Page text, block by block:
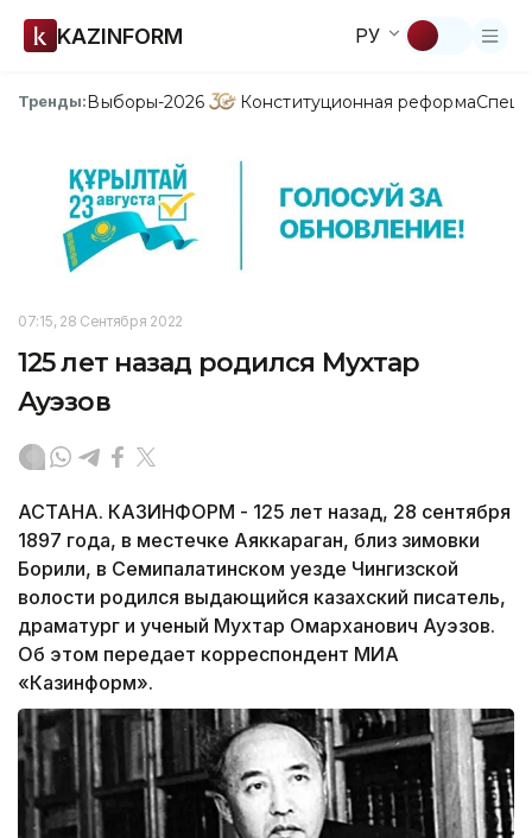
KAZINFORM РУ
Тренды:Выборы-2026 Конституционная реформа
07:15, 28 Сентября 2022
125 лет назад родился Мухтар
Ауэзов
АСТАНА. КАЗИНФОРМ - 125 лет назад, 28 сентября
1897 года, в местечке Аяккараган, близ зимовки
Борили, в Семипалатинском уезде Чингизской
волости родился выдающийся казахский писатель,
драматург и ученый Мухтар Омарханович Ауэзов.
Об этом передает корреспондент МИА
«Казинформ».